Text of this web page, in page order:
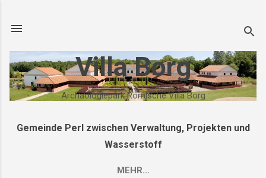
Villa Borg
Archäologiepark Römische Villa Borg
Gemeinde Perl zwischen Verwaltung, Projekten und
Wasserstoff
MEHR…